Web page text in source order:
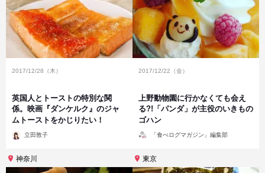
2017/12/28（木）
英国人とトーストの特別な関
係。映画『ダンケルク』のジャ
ムトーストをかじりたい！
投
稿
立田敦子
2017/12/22（金）
上野動物園に行かなくても会え
る?!「パンダ」が主役のいきもの
ゴハン
「食べログマガジン」編集部
神奈川 東京